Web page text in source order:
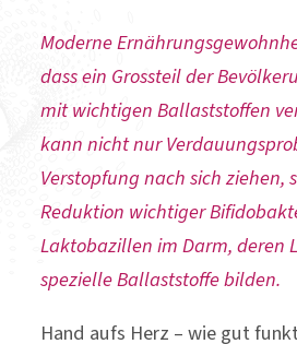
Moderne
dass ein Grossteil der
mit wichtigen Ballaststoffen
kann nicht nur
Verstopfung nach sich ziehen,
Reduktion wichtiger
Laktobazillen im Darm, deren
spezielle Ballaststoffe bilden.
Hand aufs Herz – wie gut